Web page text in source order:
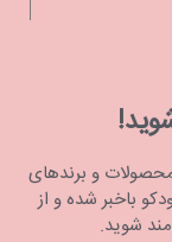
و برندهای
باخبر شده و از
شوید.